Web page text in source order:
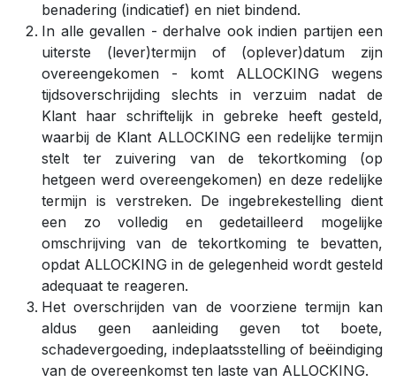
benadering (indicatief) en niet bindend.
In alle gevallen - derhalve ook indien partijen een
uiterste (lever)termijn of (oplever)datum zijn
overeengekomen - komt ALLOCKING wegens
tijdsoverschrijding slechts in verzuim nadat de
Klant haar schriftelijk in gebreke heeft gesteld,
waarbij de Klant ALLOCKING een redelijke termijn
stelt ter zuivering van de tekortkoming (op
hetgeen werd overeengekomen) en deze redelijke
termijn is verstreken. De ingebrekestelling dient
een zo volledig en gedetailleerd mogelijke
omschrijving van de tekortkoming te bevatten,
opdat ALLOCKING in de gelegenheid wordt gesteld
adequaat te reageren.
Het overschrijden van de voorziene termijn kan
aldus geen aanleiding geven tot boete,
schadevergoeding, indeplaatsstelling of beëindiging
van de overeenkomst ten laste van ALLOCKING.